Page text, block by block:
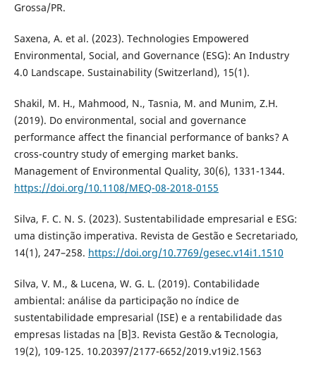
Grossa/PR.
Saxena, A. et al. (2023). Technologies Empowered
Environmental, Social, and Governance (ESG): An Industry
4.0 Landscape. Sustainability (Switzerland), 15(1).
Shakil, M. H., Mahmood, N., Tasnia, M. and Munim, Z.H.
(2019). Do environmental, social and governance
performance affect the financial performance of banks? A
cross-country study of emerging market banks.
Management of Environmental Quality, 30(6), 1331-1344.
https://doi.org/10.1108/MEQ-08-2018-0155
Silva, F. C. N. S. (2023). Sustentabilidade empresarial e ESG:
uma distinção imperativa. Revista de Gestão e Secretariado,
14(1), 247–258. https://doi.org/10.7769/gesec.v14i1.1510
Silva, V. M., & Lucena, W. G. L. (2019). Contabilidade
ambiental: análise da participação no índice de
sustentabilidade empresarial (ISE) e a rentabilidade das
empresas listadas na [B]3. Revista Gestão & Tecnologia,
19(2), 109-125. 10.20397/2177-6652/2019.v19i2.1563